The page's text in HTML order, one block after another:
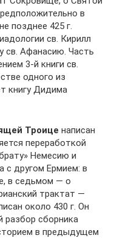
в
позднее 425 г.
св. Кирилл
св. Афанасию. Часть
3-й книги св.
одного из
книгу Дидима
Троице написан
переработкой
Немесию и
с другом Ермием: в
в седьмом — о
трактат —
около 430 г. Он
разбор сборника
в предыдущем